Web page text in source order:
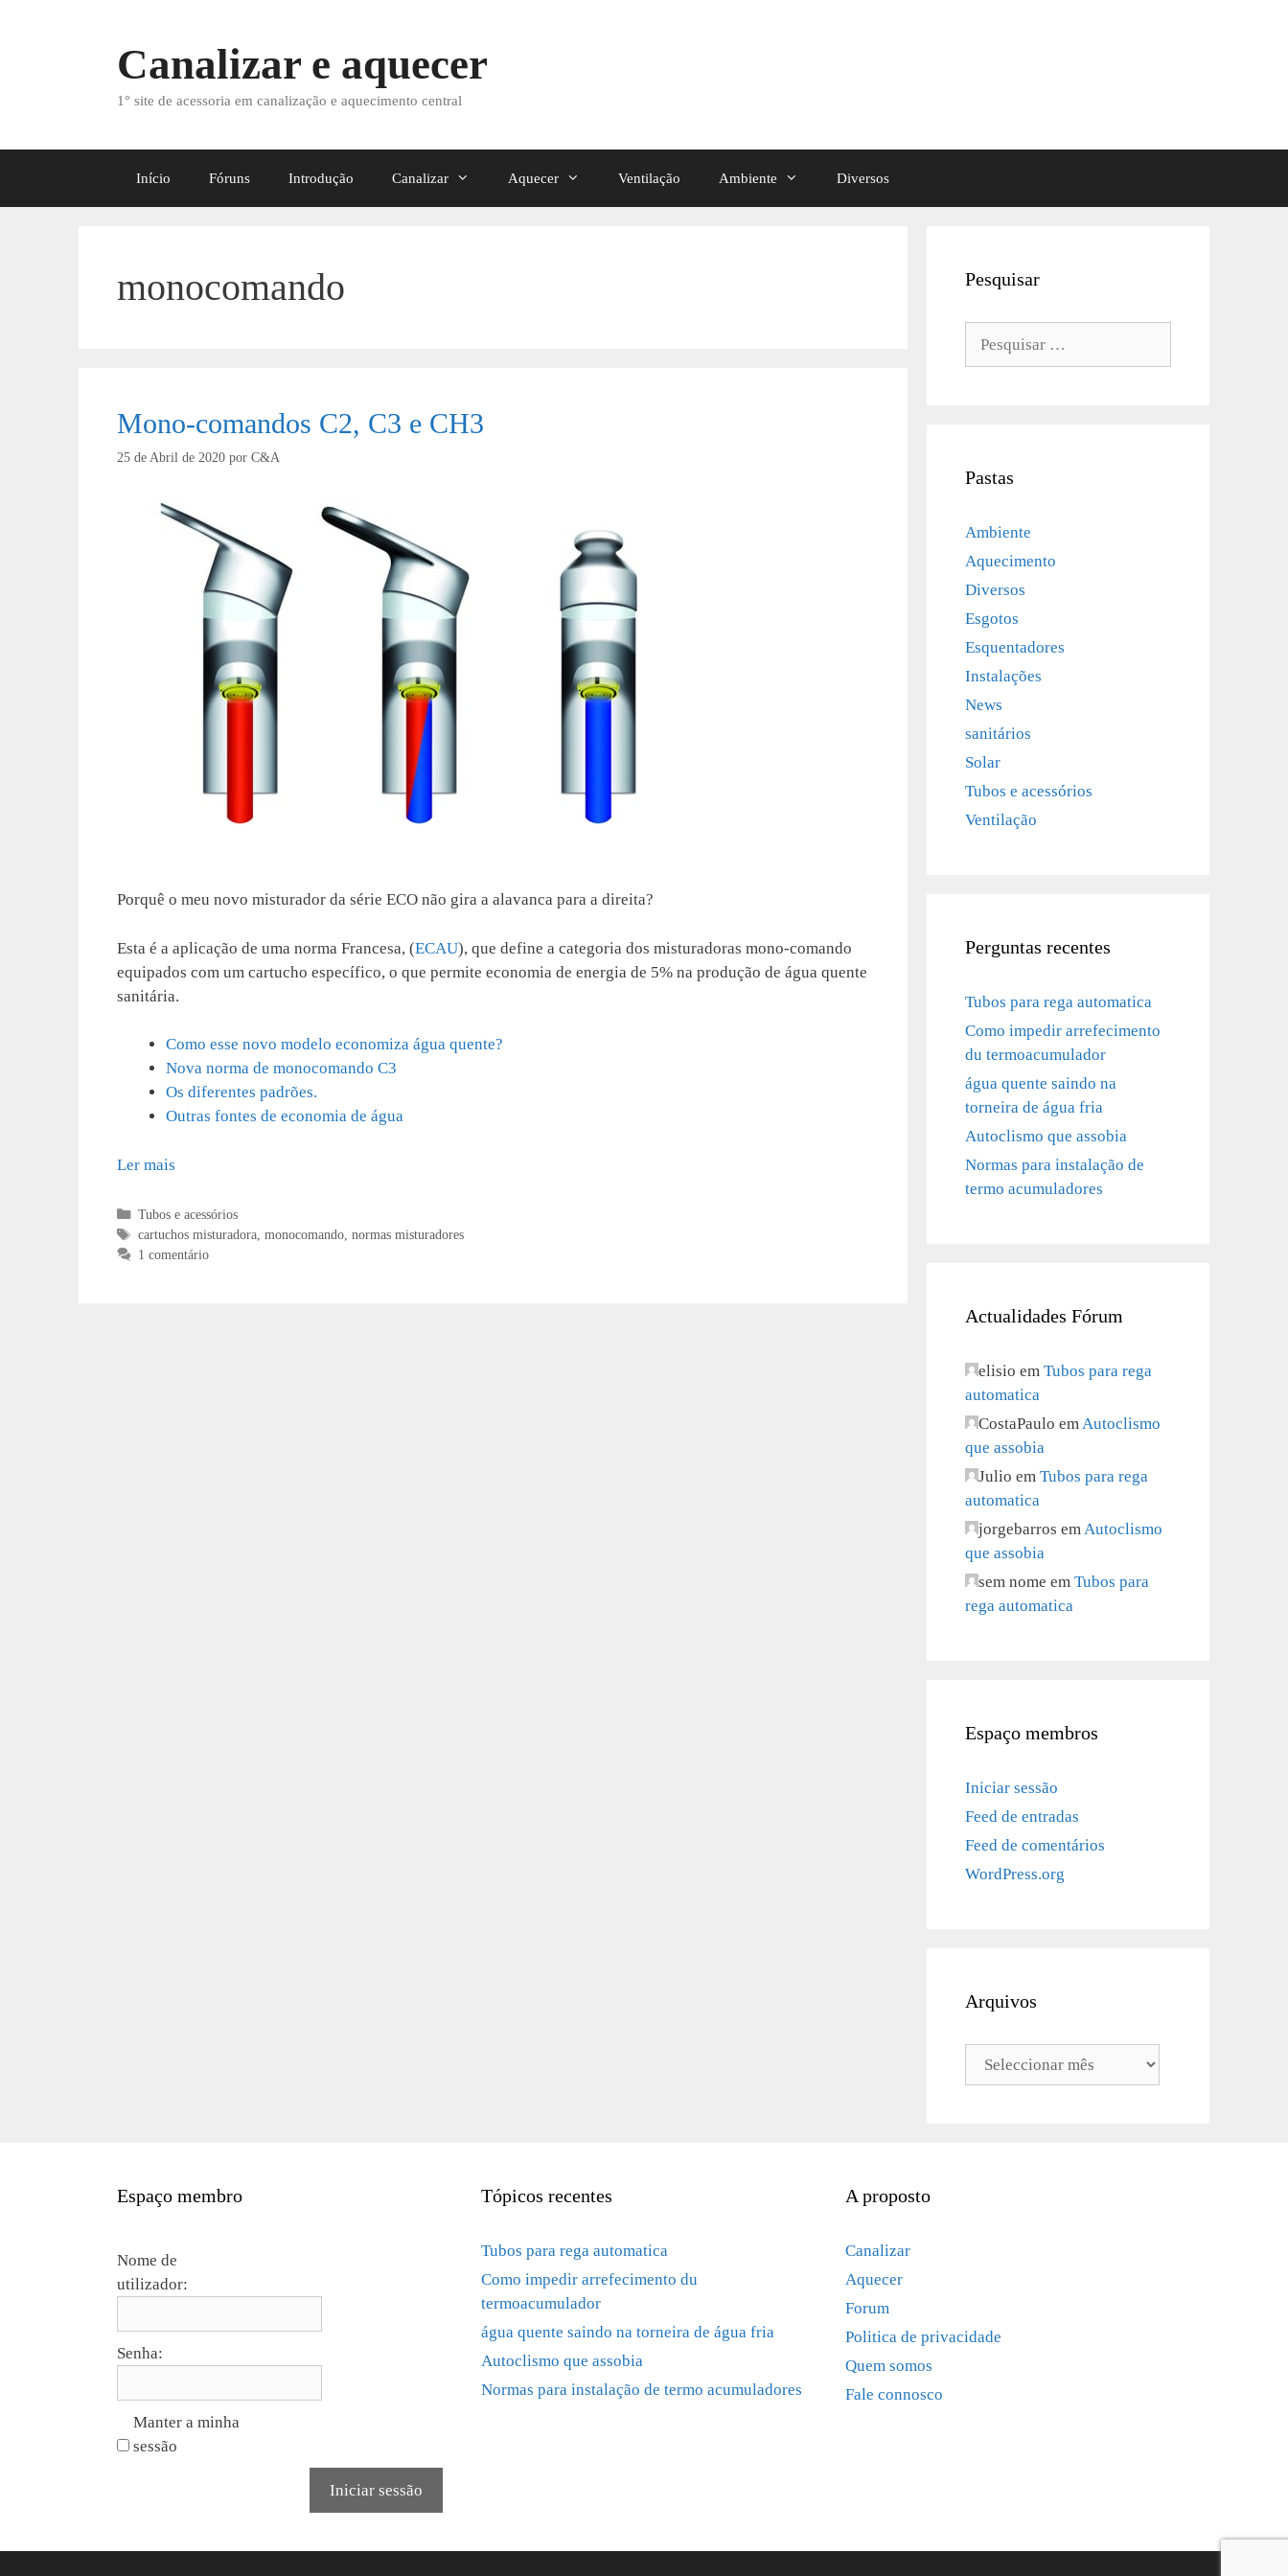
Canalizar e aquecer
1° site de acessoria em canalização e aquecimento central
Início Fóruns Introdução Canalizar Aquecer Ventilação Ambiente Diversos
monocomando
Mono-comandos C2, C3 e CH3
25 de Abril de 2020 por C&A
Porquê o meu novo misturador da série ECO não gira a alavanca para a direita?
Esta é a aplicação de uma norma Francesa, (ECAU), que define a categoria dos misturadoras mono-comando
equipados com um cartucho específico, o que permite economia de energia de 5% na produção de água quente
sanitária.
Como esse novo modelo economiza água quente?
Nova norma de monocomando C3
Os diferentes padrões.
Outras fontes de economia de água
Ler mais
Categorias
Tubos e acessórios
Etiquetas
cartuchos misturadora, monocomando, normas misturadores
1 comentário
Pesquisar
Pastas
Ambiente
Aquecimento
Diversos
Esgotos
Esquentadores
Instalações
News
sanitários
Solar
Tubos e acessórios
Ventilação
Perguntas recentes
Tubos para rega automatica
Como impedir arrefecimento
du termoacumulador
água quente saindo na
torneira de água fria
Autoclismo que assobia
Normas para instalação de
termo acumuladores
Actualidades Fórum
elisio em Tubos para rega
automatica
CostaPaulo emAutoclismo
que assobia
Julio em Tubos para rega
automatica
jorgebarros emAutoclismo
que assobia
sem nome em Tubos para
rega automatica
Espaço membros
Iniciar sessão
Feed de entradas
Feed de comentários
WordPress.org
Arquivos
Arquivos
Espaço membro
Nome de
utilizador:
Senha:
Manter a minha
sessão
Iniciar sessão
Tópicos recentes
Tubos para rega automatica
Como impedir arrefecimento du
termoacumulador
água quente saindo na torneira de água fria
Autoclismo que assobia
Normas para instalação de termo acumuladores
A proposto
Canalizar
Aquecer
Forum
Politica de privacidade
Quem somos
Fale connosco